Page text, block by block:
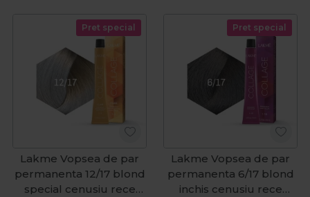
Pret special
Lakme Vopsea de par
permanenta 12/17 blond
special cenusiu rece
Pret special
Lakme Vopsea de par
permanenta 6/17 blond
inchis cenusiu rece